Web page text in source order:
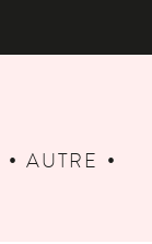
AUTRE